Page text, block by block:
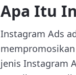
Apa Itu
Instagram Ads
jenis Instagram